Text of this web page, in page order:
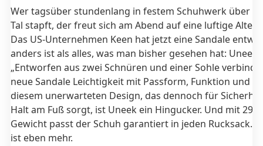
Wer tagsüber stundenlang in festem Schuhwerk über
Tal stapft, der freut sich am Abend auf eine luftige
Das US-Unternehmen Keen hat jetzt eine Sandale
anders ist als alles, was man bisher gesehen hat: Uneek.
„Entworfen aus zwei Schnüren und einer Sohle
neue Sandale Leichtigkeit mit Passform, Funktion und
diesem unerwarteten Design, das dennoch für
Halt am Fuß sorgt, ist Uneek ein Hingucker. Und mit 290
Gewicht passt der Schuh garantiert in jeden Rucksack.
ist eben mehr.